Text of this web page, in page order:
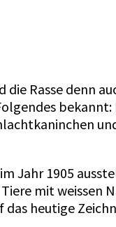
Rasse denn
Jahr 1905
mit weissen
heutige